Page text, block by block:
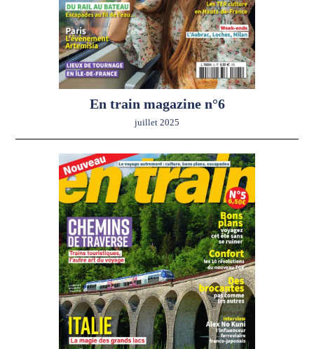
En train magazine n°6
juillet 2025